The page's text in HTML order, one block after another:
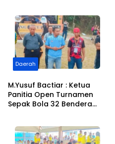
Cup 3
Daerah
M.Yusuf Bactiar : Ketua
Panitia Open Turnamen
Sepak Bola 32 Bendera
Lanjutkan, Situasi Aman,
Kondusif